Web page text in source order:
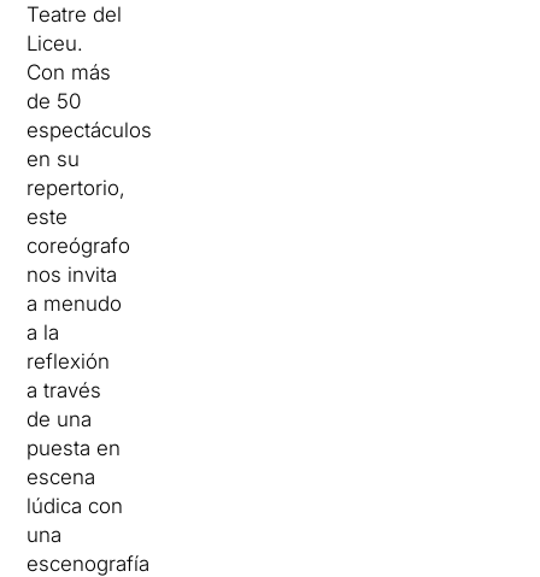
Teatre del
Liceu.
Con más
de 50
espectáculos
en su
repertorio,
este
coreógrafo
nos invita
a menudo
a la
reflexión
a través
de una
puesta en
escena
lúdica con
una
escenografía